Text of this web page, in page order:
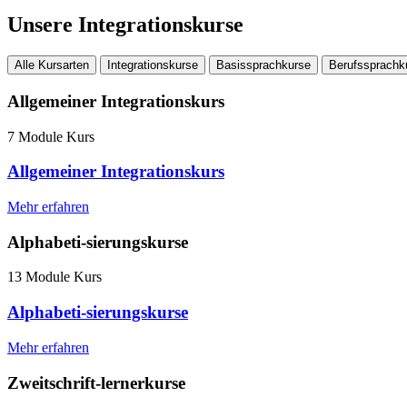
Unsere Integrationskurse
Alle Kursarten Integrationskurse Basissprachkurse
Allgemeiner Integrationskurs
7 Module Kurs
Allgemeiner Integrationskurs
Mehr erfahren
Alphabeti-sierungskurse
13 Module Kurs
Alphabeti-sierungskurse
Mehr erfahren
Zweitschrift-lernerkurse